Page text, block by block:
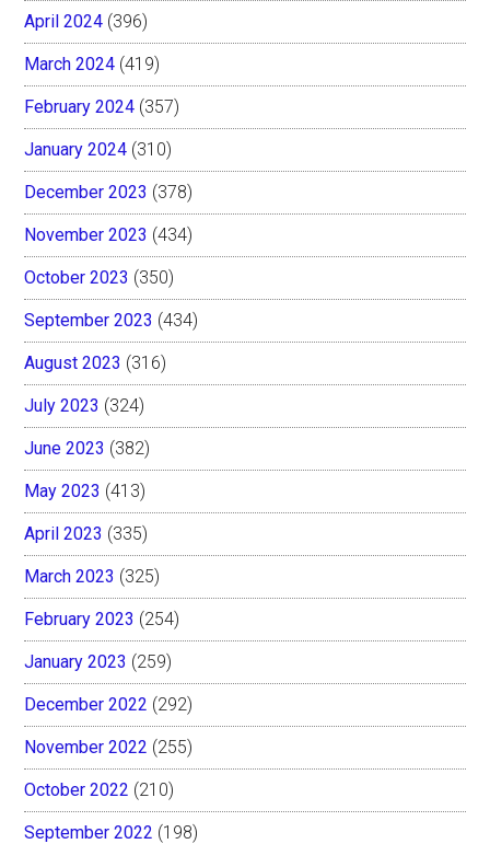
April 2024 (396)
March 2024 (419)
February 2024 (357)
January 2024 (310)
December 2023 (378)
November 2023 (434)
October 2023 (350)
September 2023 (434)
August 2023 (316)
July 2023 (324)
June 2023 (382)
May 2023 (413)
April 2023 (335)
March 2023 (325)
February 2023 (254)
January 2023 (259)
December 2022 (292)
November 2022 (255)
October 2022 (210)
September 2022 (198)